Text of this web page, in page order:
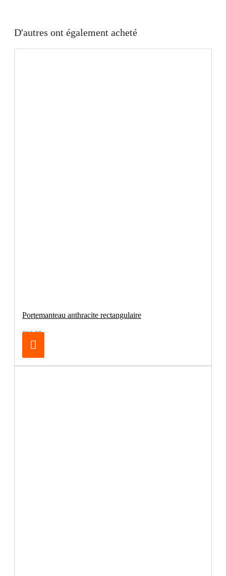
D'autres ont également acheté
Portemanteau anthracite rectangulaire
€16.95